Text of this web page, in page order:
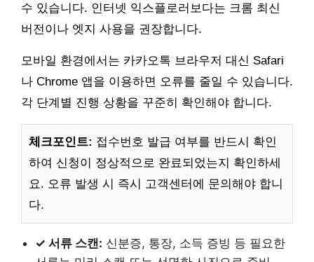
수 있습니다. 인터넷 익스플로러보다는 크롬 최신
버전이나 엣지 사용을 권장합니다.
모바일 환경에서는 카카오톡 브라우저 대신 Safari
나 Chrome 앱을 이용하면 오류를 줄일 수 있습니다.
각 단계별 진행 상황을 꾸준히 확인해야 합니다.
체크포인트: 접수번호 발급 여부를 반드시 확인
하여 신청이 정상적으로 완료되었는지 확인하세
요. 오류 발생 시 즉시 고객센터에 문의해야 합니
다.
✓ 서류 스캔: 신분증, 통장, 소득 증빙 등 필요한